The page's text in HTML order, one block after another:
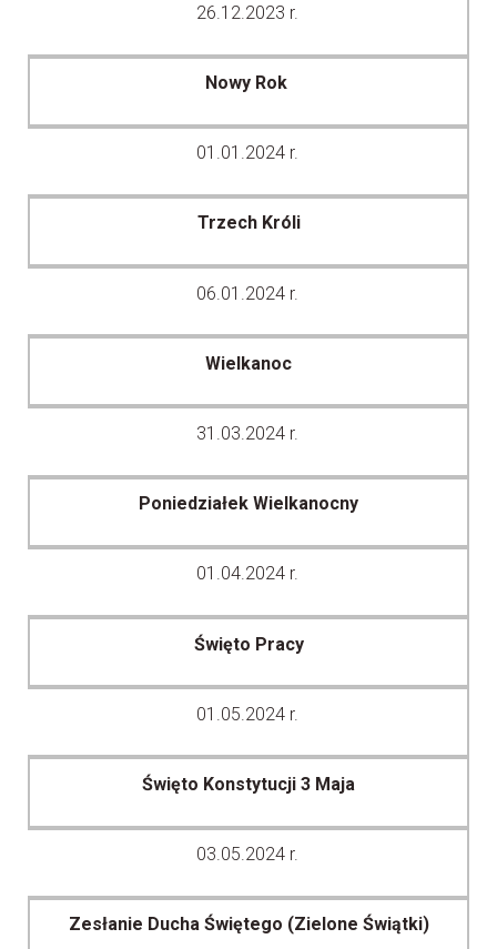
26.12.2023 r.
Nowy Rok
01.01.2024 r.
Trzech Króli
06.01.2024 r.
Wielkanoc
31.03.2024 r.
Poniedziałek Wielkanocny
01.04.2024 r.
Święto Pracy
01.05.2024 r.
Święto Konstytucji 3 Maja
03.05.2024 r.
Zesłanie Ducha Świętego (Zielone Świątki)